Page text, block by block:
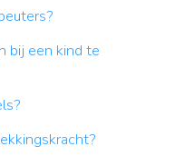
bij een kind te